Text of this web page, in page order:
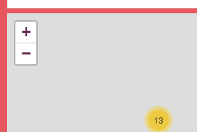
13
+
−